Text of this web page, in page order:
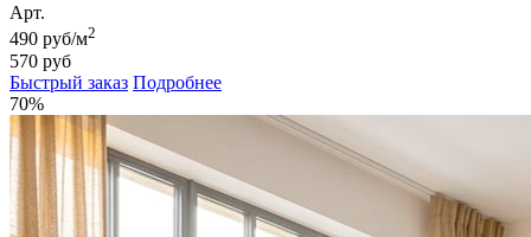
Арт.
490 руб/м2
570 руб
Быстрый заказ Подробнее
70%